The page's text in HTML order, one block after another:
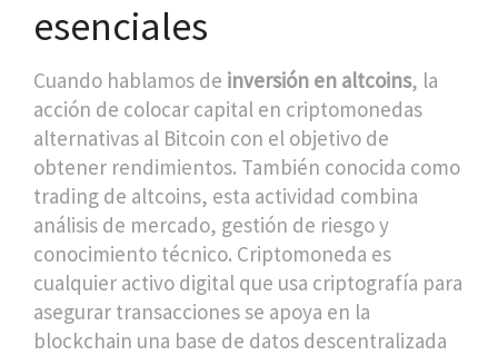
esenciales
Cuando hablamos de inversión en altcoins, la
acción de colocar capital en criptomonedas
alternativas al Bitcoin con el objetivo de
obtener rendimientos. También conocida como
trading de altcoins, esta actividad combina
análisis de mercado, gestión de riesgo y
conocimiento técnico. Criptomoneda es
cualquier activo digital que usa criptografía para
asegurar transaccionesse apoya en la
blockchain una base de datos descentralizada